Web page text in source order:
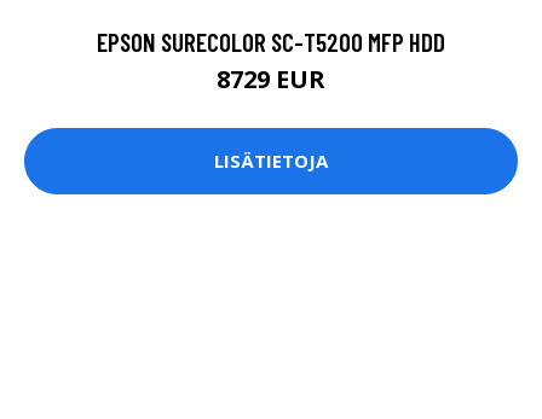
EPSON SURECOLOR SC-T5200 MFP HDD
8729 EUR
LISÄTIETOJA